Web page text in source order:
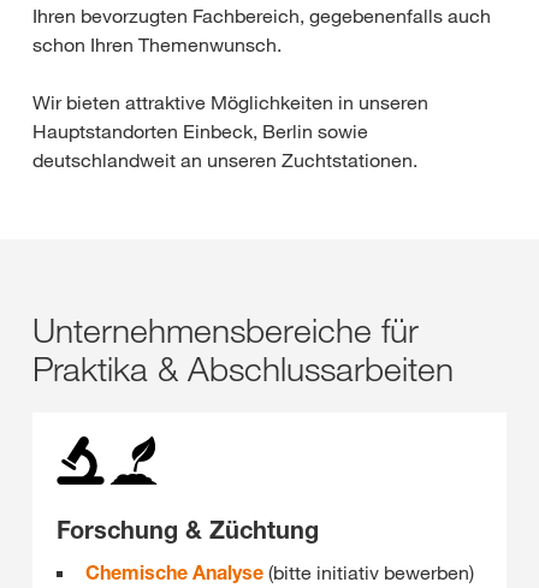
Ihren bevorzugten Fachbereich, gegebenenfalls auch
schon Ihren Themenwunsch.
Wir bieten attraktive Möglichkeiten in unseren
Hauptstandorten Einbeck, Berlin sowie
deutschlandweit an unseren Zuchtstationen.
Unternehmensbereiche für
Praktika & Abschlussarbeiten
Forschung & Züchtung
Chemische Analyse (bitte initiativ bewerben)